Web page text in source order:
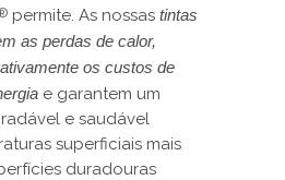
permite. As nossas tintas
as perdas de calor,
os custos de
e garantem um
e saudável
superficiais mais
duradouras